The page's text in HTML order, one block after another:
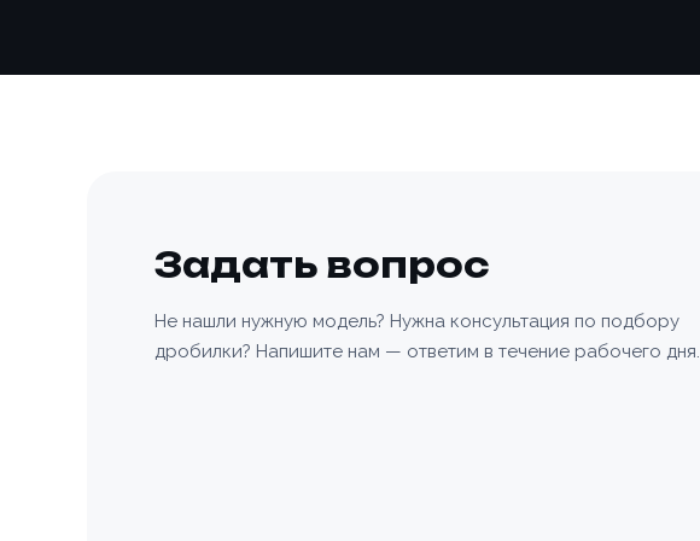
Задать вопрос
Не нашли нужную модель? Нужна консультация по подбору
дробилки? Напишите нам — ответим в течение рабочего дня.